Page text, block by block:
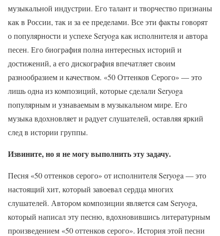
музыкальной индустрии. Его талант и творчество признаны
как в России, так и за ее пределами. Все эти факты говорят
о популярности и успехе Seryoga как исполнителя и автора
песен. Его биография полна интересных историй и
достижений, а его дискография впечатляет своим
разнообразием и качеством. «50 Оттенков Серого» — это
лишь одна из композиций, которые сделали Seryoga
популярным и узнаваемым в музыкальном мире. Его
музыка вдохновляет и радует слушателей, оставляя яркий
след в истории группы.
Извините, но я не могу выполнить эту задачу.
Песня «50 оттенков серого» от исполнителя Seryoga — это
настоящий хит, который завоевал сердца многих
слушателей. Автором композиции является сам Seryoga,
который написал эту песню, вдохновившись литературным
произведением «50 оттенков серого». История этой песни